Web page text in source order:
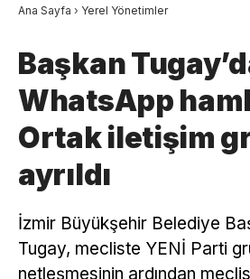
Ana Sayfa › Yerel Yönetimler
Başkan
WhatsApp
Ortak iletişim
ayrıldı
İzmir Büyükşehir Belediye
Tugay, mecliste YENİ Parti
netleşmesinin ardından